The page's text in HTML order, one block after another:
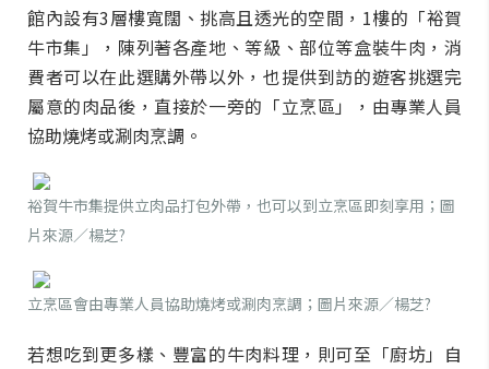
館內設有3層樓寬闊、挑高且透光的空間，1樓的「裕賀
牛市集」，陳列著各產地、等級、部位等盒裝牛肉，消
費者可以在此選購外帶以外，也提供到訪的遊客挑選完
屬意的肉品後，直接於一旁的「立烹區」，由專業人員
協助燒烤或涮肉烹調。
裕賀牛市集提供立肉品打包外帶，也可以到立烹區即刻享用；圖
片來源／楊芝?
立烹區會由專業人員協助燒烤或涮肉烹調；圖片來源／楊芝?
若想吃到更多樣、豐富的牛肉料理，則可至「廚坊」自